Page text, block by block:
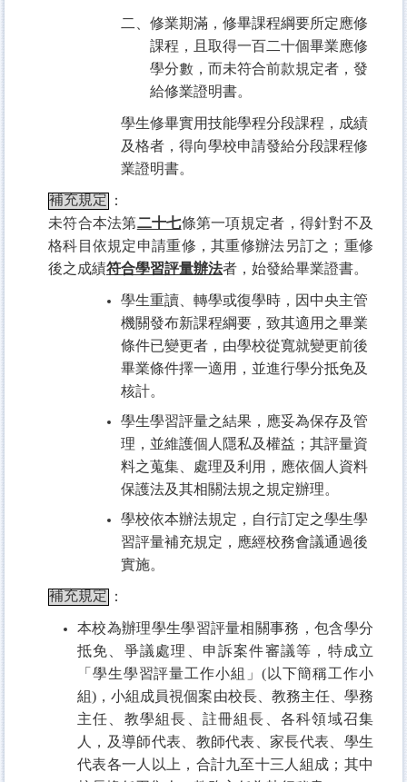
二、修業期滿，修畢課程綱要所定應修
課程，且取得一百二十個畢業應修
學分數，而未符合前款規定者，發
給修業證明書。
學生修畢實用技能學程分段課程，成績
及格者，得向學校申請發給分段課程修
業證明書。
補充規定 ：
未符合本法第二十七條第一項規定者，得針對不及
格科目依規定申請重修，其重修辦法另訂之；重修
後之成績符合學習評量辦法者，始發給畢業證書。
學生重讀、轉學或復學時，因中央主管
機關發布新課程綱要，致其適用之畢業
條件已變更者，由學校從寬就變更前後
畢業條件擇一適用，並進行學分抵免及
核計。
學生學習評量之結果，應妥為保存及管
理，並維護個人隱私及權益；其評量資
料之蒐集、處理及利用，應依個人資料
保護法及其相關法規之規定辦理。
學校依本辦法規定，自行訂定之學生學
習評量補充規定，應經校務會議通過後
實施。
補充規定 ：
本校為辦理學生學習評量相關事務，包含學分
抵免、爭議處理、申訴案件審議等，特成立
「學生學習評量工作小組」(以下簡稱工作小
組)，小組成員視個案由校長、教務主任、學務
主任、教學組長、註冊組長、各科領域召集
人，及導師代表、教師代表、家長代表、學生
代表各一人以上，合計九至十三人組成；其中